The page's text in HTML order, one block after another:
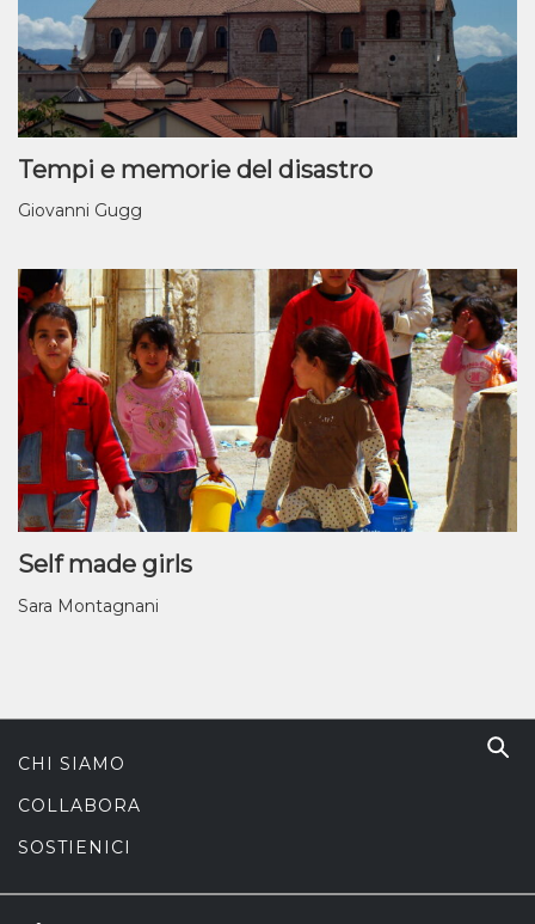
Tempi e memorie del disastro
Giovanni Gugg
Self made girls
Sara Montagnani
CHI SIAMO
COLLABORA
SOSTIENICI